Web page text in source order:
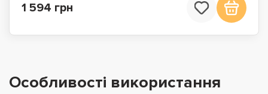
1 594 грн
Особливості використання